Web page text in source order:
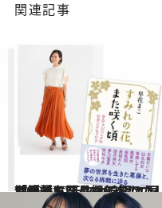
関連記事
2023.5.27
「絶対にスターになりたかった」 元タカラジェンヌが語る、月組92期の 同期愛と奮闘した新公“エリザベート”
カルチャー